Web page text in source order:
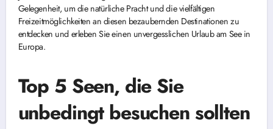
Gelegenheit, um die natürliche Pracht und die vielfältigen
Freizeitmöglichkeiten an diesen bezaubernden Destinationen zu
entdecken und erleben Sie einen unvergesslichen Urlaub am See in
Europa.
Top 5 Seen, die Sie
unbedingt besuchen sollten